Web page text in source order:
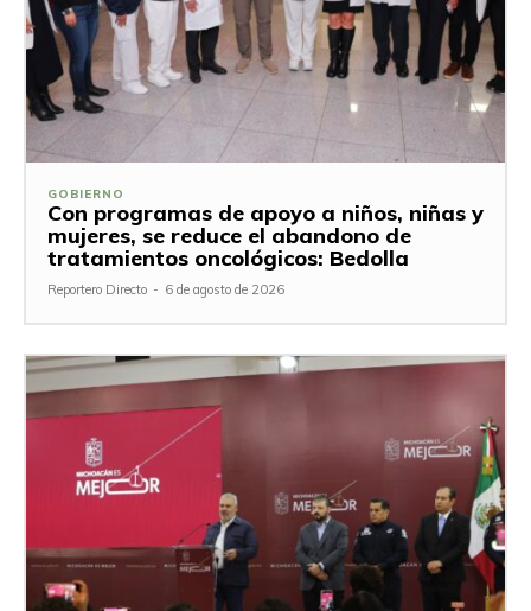
GOBIERNO
Con programas de apoyo a niños, niñas y
mujeres, se reduce el abandono de
tratamientos oncológicos: Bedolla
Reportero Directo - 6 de agosto de 2026